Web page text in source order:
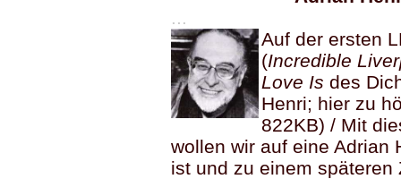
...
Auf der ersten
(Incredible
Love Is des
Henri; hier zu
822KB) / Mit
wollen wir auf eine Adrian
ist und zu einem